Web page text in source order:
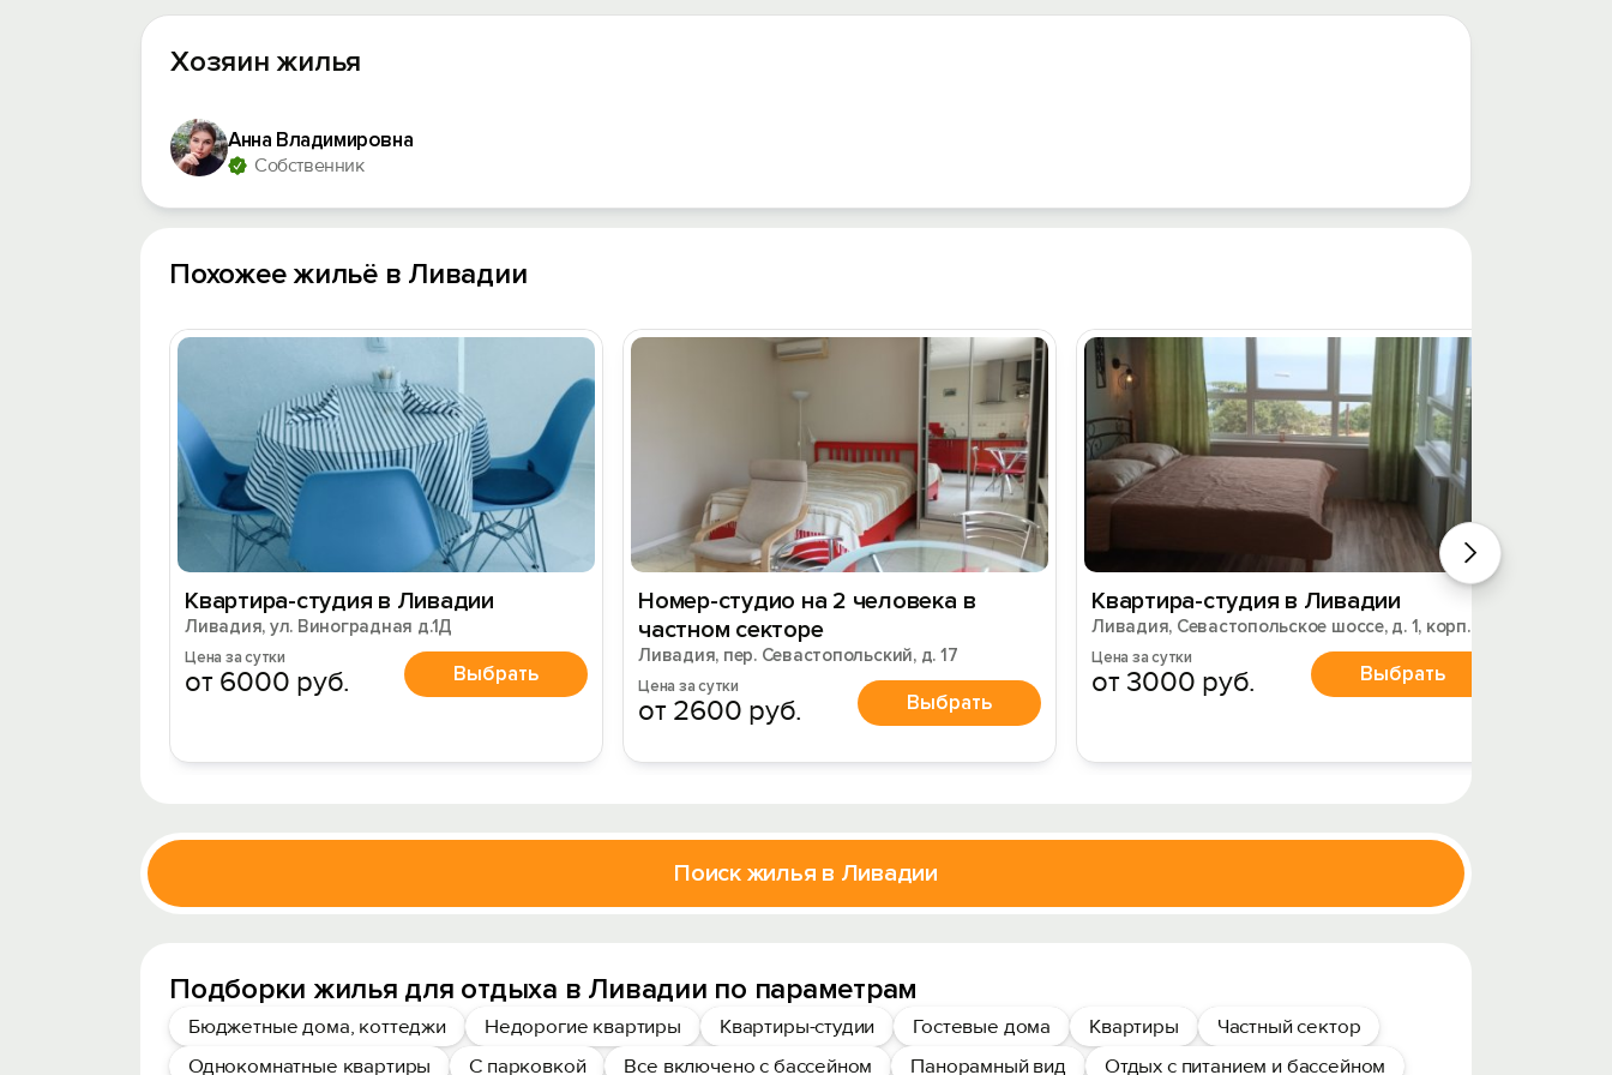
Хозяин жилья
Анна Владимировна
Собственник
Похожее жильё в Ливадии
Квартира-студия в Ливадии
Ливадия, ул. Виноградная д.1Д
Цена за сутки
от 6000 руб. Выбрать
Номер-студио на 2 человека в
частном секторе
Ливадия, пер. Севастопольский, д. 17
Цена за сутки
от 2600 руб. Выбрать
Квартира-студия в Ливадии
Ливадия, Севастопольское шоссе, д. 1, корп. 3
Цена за сутки
от 3000 руб. Выбрать
Поиск жилья в Ливадии
Подборки жилья для отдыха в Ливадии по параметрам
Бюджетные дома, коттеджи Недорогие квартиры Квартиры-студии Гостевые дома Квартиры
Частный сектор
Однокомнатные квартиры
С парковкой Все включено с бассейном Панорамный вид Отдых с питанием и бассейном